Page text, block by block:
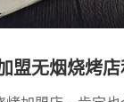
盟无烟烧烤